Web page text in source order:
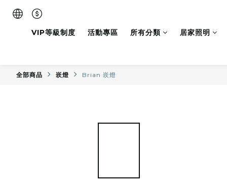
VIP等級制度 活動專區 所有分類 居家照明
全部商品 崁燈 Brian 崁燈